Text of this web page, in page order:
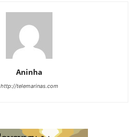
Aninha
http://telemarinas.com